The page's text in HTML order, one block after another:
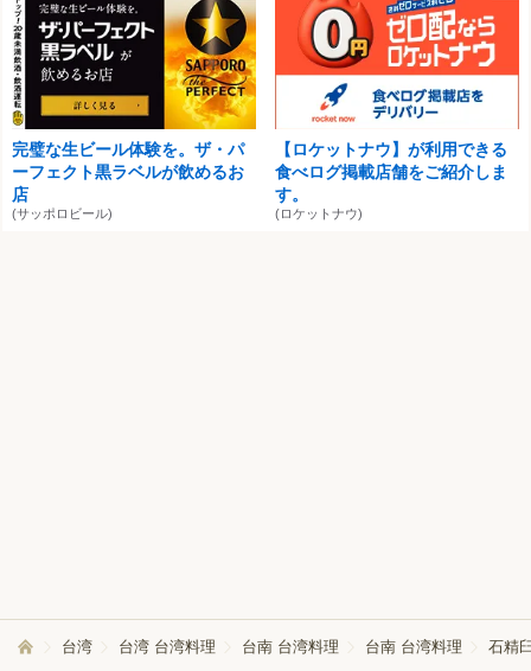
完璧な生ビール体験を。ザ・パ
ーフェクト黒ラベルが飲めるお
店
(サッポロビール)
【ロケットナウ】が利用できる
食べログ掲載店舗をご紹介しま
す。
(ロケットナウ)
台湾 台湾 台湾料理 台南 台湾料理 台南 台湾料理 石精